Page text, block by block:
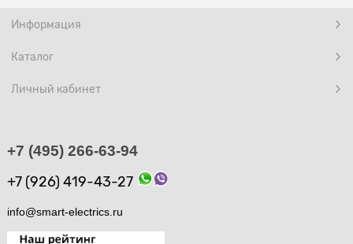
Информация
Каталог
Личный кабинет
+7 (495) 266-63-94
+7 (926) 419-43-27
info@smart-electrics.ru